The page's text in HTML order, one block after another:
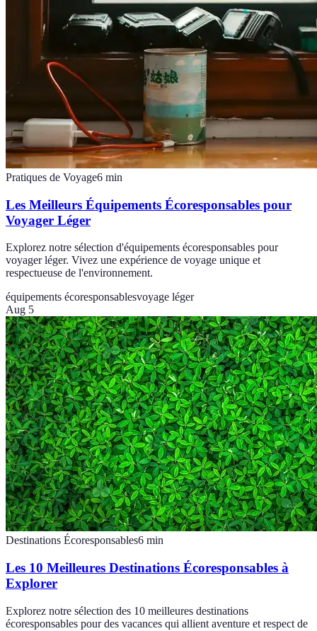
Pratiques de Voyage6 min
Les Meilleurs Équipements Écoresponsables pour
Voyager Léger
Explorez notre sélection d'équipements écoresponsables pour
voyager léger. Vivez une expérience de voyage unique et
respectueuse de l'environnement.
équipements écoresponsablesvoyage léger
Aug 5
Destinations Écoresponsables6 min
Les 10 Meilleures Destinations Écoresponsables à
Explorer
Explorez notre sélection des 10 meilleures destinations
écoresponsables pour des vacances qui allient aventure et respect de